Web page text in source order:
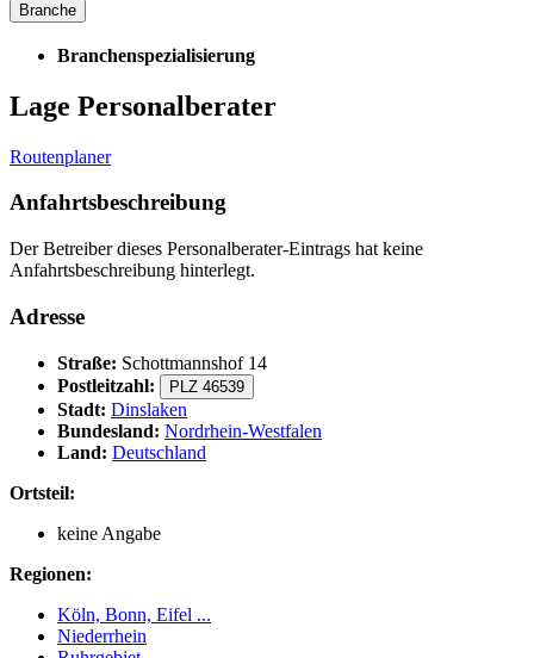
Branche
Branchenspezialisierung
Lage Personalberater
Routenplaner
Anfahrtsbeschreibung
Der Betreiber dieses Personalberater-Eintrags hat keine
Anfahrtsbeschreibung hinterlegt.
Adresse
Straße: Schottmannshof 14
Postleitzahl:
PLZ 46539
Stadt: Dinslaken
Bundesland: Nordrhein-Westfalen
Land: Deutschland
Ortsteil:
keine Angabe
Regionen:
Köln, Bonn, Eifel ...
Niederrhein